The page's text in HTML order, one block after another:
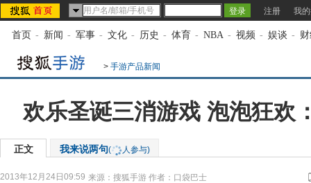
注册 我
首页 - 新闻 - 军事 - 文化 - 历史 - 体育 - NBA - 视频 - 娱谈 -
> 手游产品新闻
欢乐圣诞三消游戏 泡泡狂欢
正文 我来说两句( 人参与)
2013年12月24日09:59 来源： 搜狐手游 作者：口袋巴士